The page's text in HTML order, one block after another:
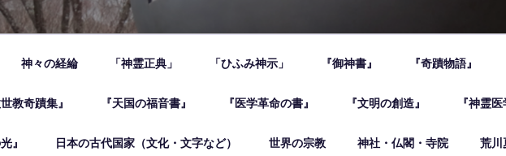
神々の経綸 「神霊正典」 「ひふみ神示」 『御神書』 『奇蹟物語』
教奇蹟集』 『天国の福音書』 『医学革命の書』 『文明の創造』 『神霊
』 日本の古代国家（文化・文字など） 世界の宗教 神社・仏閣・寺院 荒川